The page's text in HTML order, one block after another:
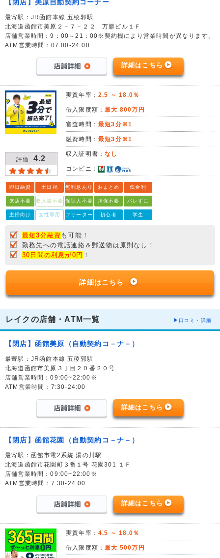
【閉店】美原自動契約コーナー
最寄駅：JR函館本線 五稜郭駅
北海道函館市美原２－７－２２ 万勝ビル１Ｆ
店舗営業時間：9：00～21：00※契約機により営業時間が異なります。
ATM営業時間：07:00-24:00
詳細はこちら
評価 :4.2
実質年率： 2.5 ～ 18.0％
借入限度額：最大 800万円
審査時間： 最短3分※1
融資時間： 最短3分※1
収入証明書：なし
コンビニ：
即日融資 土日祝 無利息あり おまとめ 低金利
来店不要 収入書不要 保証人不要 担保不要 バレずに
主婦向け 女性専用 フリーター 初心者 学生
最短3分融資 も可能！
勤務先への電話連絡＆郵送物は原則なし！
30日間の利息が0円 ！
詳細はこちら
レイクの店舗・ATM一覧 口コミ・詳細
【閉店】函館美原（自動契約コ－ナ－）
最寄駅：JR函館本線 五稜郭駅
北海道函館市美原３丁目２０番２０号
店舗営業時間：09:00~22:00※
ATM営業時間：7:30-24:00
詳細はこちら
【閉店】函館花園（自動契約コ－ナ－）
最寄駅：函館市電2系統 湯の川駅
北海道函館市花園町３番１号 花園301 １Ｆ
店舗営業時間：09:00~22:00※
ATM営業時間：7:30-24:00
詳細はこちら
実質年率： 4.5 ～ 18.0％
借入限度額：最大 500万円